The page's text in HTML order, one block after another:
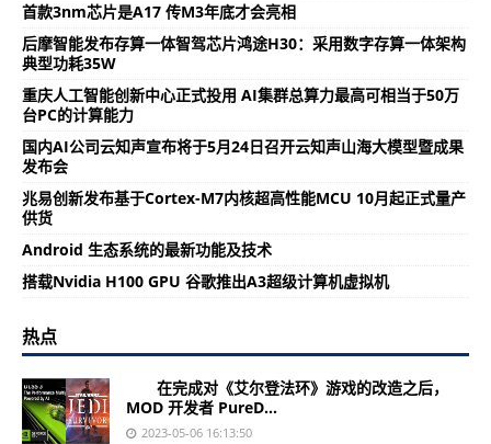
首款3nm芯片是A17 传M3年底才会亮相
后摩智能发布存算一体智驾芯片鸿途H30：采用数字存算一体架构
典型功耗35W
重庆人工智能创新中心正式投用 AI集群总算力最高可相当于50万
台PC的计算能力
国内AI公司云知声宣布将于5月24日召开云知声山海大模型暨成果
发布会
兆易创新发布基于Cortex-M7内核超高性能MCU 10月起正式量产
供货
Android 生态系统的最新功能及技术
搭载Nvidia H100 GPU 谷歌推出A3超级计算机虚拟机
热点
在完成对《艾尔登法环》游戏的改造之后，
MOD 开发者 PureD...
2023-05-06 16:13:50